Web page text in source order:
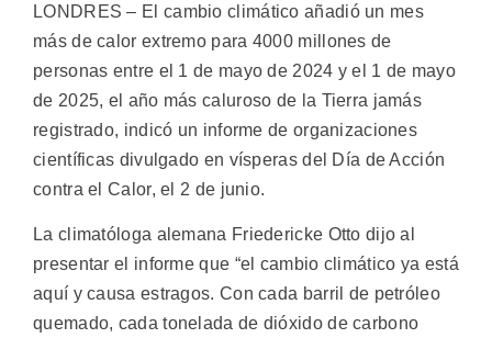
LONDRES – El cambio climático añadió un mes
más de calor extremo para 4000 millones de
personas entre el 1 de mayo de 2024 y el 1 de mayo
de 2025, el año más caluroso de la Tierra jamás
registrado, indicó un informe de organizaciones
científicas divulgado en vísperas del Día de Acción
contra el Calor, el 2 de junio.
La climatóloga alemana Friedericke Otto dijo al
presentar el informe que “el cambio climático ya está
aquí y causa estragos. Con cada barril de petróleo
quemado, cada tonelada de dióxido de carbono